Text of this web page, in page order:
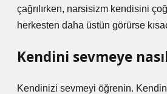
çağrılırken, narsisizm kendisini
herkesten daha üstün görürse
Kendini sevmeye
Kendinizi sevmeyi öğrenin.